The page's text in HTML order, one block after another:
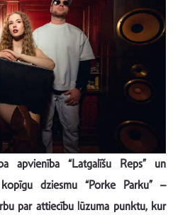
apvienība “Latgalīšu Reps” un
dziesmu “Porke Parku” –
par attiecību lūzuma punktu, kur